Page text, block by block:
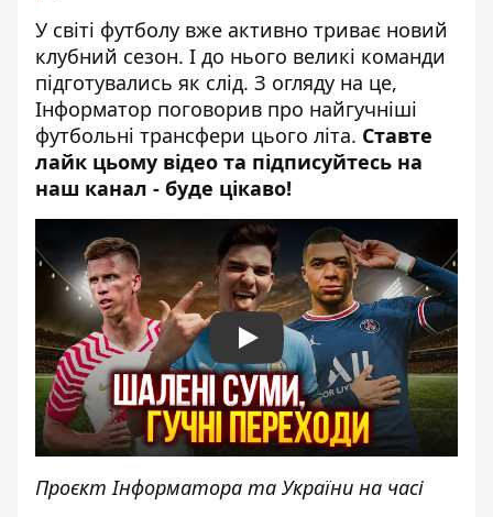
У світі футболу вже активно триває новий
клубний сезон. І до нього великі команди
підготувались як слід. З огляду на це,
Інформатор поговорив про найгучніші
футбольні трансфери цього літа. Ставте
лайк цьому відео та підписуйтесь на
наш канал - буде цікаво!
Play
Проєкт Інформатора та України на часі